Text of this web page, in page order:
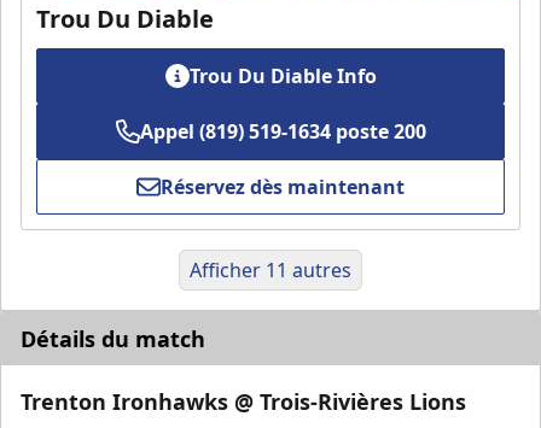
Trou Du Diable
Trou Du Diable Info
Appel (819) 519-1634 poste 200
Réservez dès maintenant
Afficher 11 autres
Détails du match
Trenton Ironhawks @ Trois-Rivières Lions